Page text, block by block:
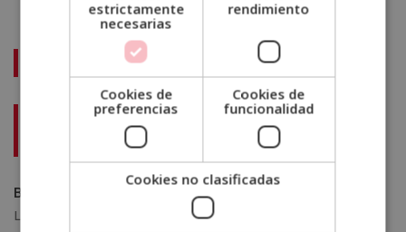
No te pierdas:
¿Dónde se localizan en acupuntura los puntos energéticos
Beneficios de la acupuntura en los pies
La acupuntura en los pies puede ofrecer múltiples beneficios,
estrictamente
necesarias
rendimiento
Cookies de
preferencias
Cookies de
funcionalidad
Cookies no clasificadas